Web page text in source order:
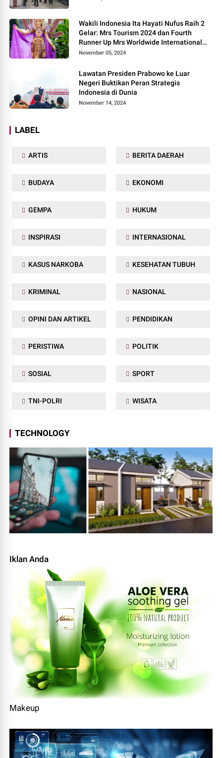
Wakili Indonesia Ita Hayati Nufus Raih 2
Gelar: Mrs Tourism 2024 dan Fourth
Runner Up Mrs Worldwide International
2024, di Pemilihan Mrs Worldwide 2024
November 05, 2024
Lawatan Presiden Prabowo ke Luar
Negeri Buktikan Peran Strategis
Indonesia di Dunia
November 14, 2024
LABEL
ARTIS BERITA DAERAH
BUDAYA EKONOMI
GEMPA HUKUM
INSPIRASI INTERNASIONAL
KASUS NARKOBA KESEHATAN TUBUH
KRIMINAL NASIONAL
OPINI DAN ARTIKEL PENDIDIKAN
PERISTIWA POLITIK
SOSIAL SPORT
TNI-POLRI WISATA
TECHNOLOGY
Iklan Anda
Makeup